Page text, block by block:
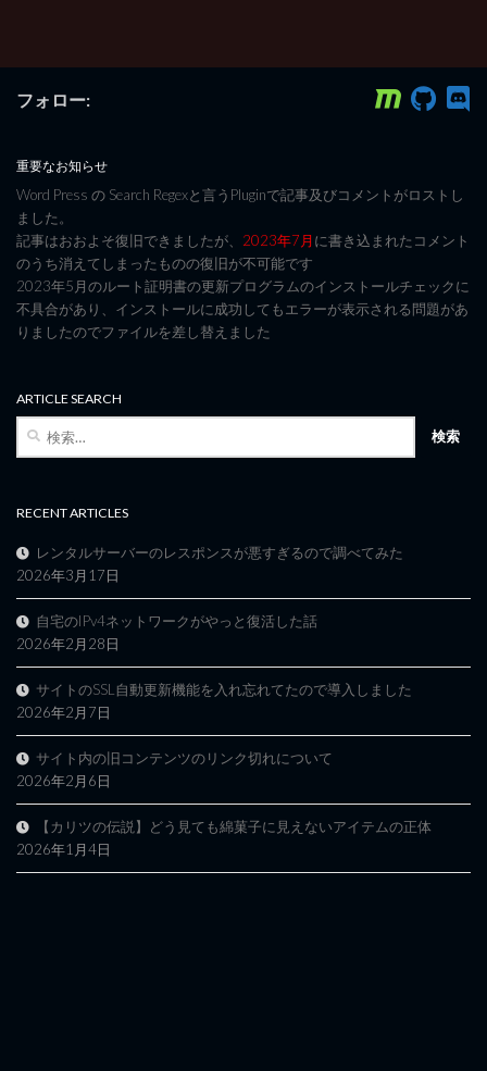
フォロー:
重要なお知らせ
Word Press の Search Regexと言うPluginで記事及びコメントがロストし
ました。
記事はおおよそ復旧できましたが、 2023年7月に書き込まれたコメント
のうち消えてしまったものの復旧が不可能です
2023年5月のルート証明書の更新プログラムのインストールチェックに
不具合があり、インストールに成功してもエラーが表示される問題があ
りましたのでファイルを差し替えました
ARTICLE SEARCH
RECENT ARTICLES
レンタルサーバーのレスポンスが悪すぎるので調べてみた
2026年3月17日
自宅のIPv4ネットワークがやっと復活した話
2026年2月28日
サイトのSSL自動更新機能を入れ忘れてたので導入しました
2026年2月7日
サイト内の旧コンテンツのリンク切れについて
2026年2月6日
【カリツの伝説】どう見ても綿菓子に見えないアイテムの正体
2026年1月4日